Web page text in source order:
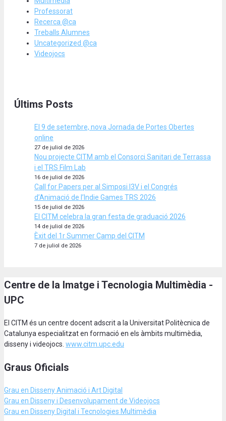
Professorat
Recerca @ca
Treballs Alumnes
Uncategorized @ca
Videojocs
Últims Posts
El 9 de setembre, nova Jornada de Portes Obertes
online
27 de juliol de 2026
Nou projecte CITM amb el Consorci Sanitari de Terrassa
i el TRS Film Lab
16 de juliol de 2026
Call for Papers per al Simposi I3V i el Congrés
d’Animació de l’Indie Games TRS 2026
15 de juliol de 2026
El CITM celebra la gran festa de graduació 2026
14 de juliol de 2026
Èxit del 1r Summer Camp del CITM
7 de juliol de 2026
Centre de la Imatge i Tecnologia Multimèdia -
UPC
El CITM és un centre docent adscrit a la Universitat Politècnica de
Catalunya especialitzat en formació en els àmbits multimèdia,
disseny i videojocs. www.citm.upc.edu
Graus Oficials
Grau en Disseny Animació i Art Digital
Grau en Disseny i Desenvolupament de Videojocs
Grau en Disseny Digital i Tecnologies Multimèdia